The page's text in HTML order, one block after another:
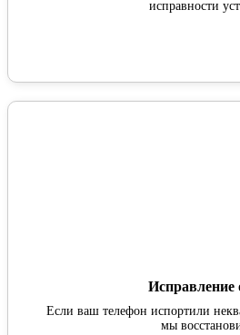
исправности
Исправление
Если ваш телефон испортили
мы